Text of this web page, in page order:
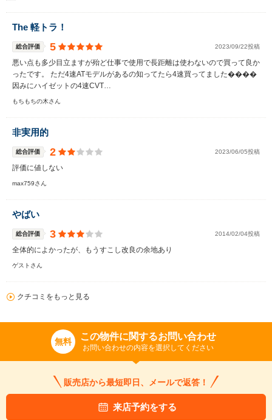
The 軽トラ！
総合評価 5 2023/09/22投稿
悪い点も多少目立ますが殆ど仕事で使用で長距離は使わないので買って良か
ったです。 ただ4速ATモデルがあるの知ってたら4速買ってました����
因みにハイゼットの4速CVT…
もちもちの木さん
非実用的
総合評価 2 2023/06/05投稿
評価に値しない
max759さん
やばい
総合評価 3 2014/02/04投稿
全体的によかったが、もうすこし改良の余地あり
ゲストさん
クチコミをもっと見る
無料 この物件に関するお問い合わせ
お問い合わせの内容を選択してください
販売店から最短即日、メールで返答！
来店予約をする